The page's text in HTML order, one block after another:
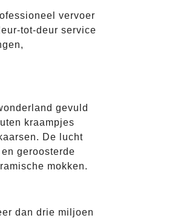
vervoer
tot-deur service
gevuld
kraampjes
De lucht
geroosterde
mokken.
dan drie miljoen